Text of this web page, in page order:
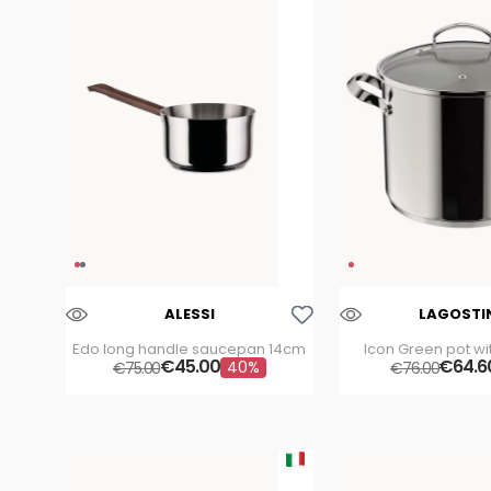
ALESSI
Edo long handle saucepan 14cm
€75.00€45.00 40%
Icon Green pot
€76.00€64.